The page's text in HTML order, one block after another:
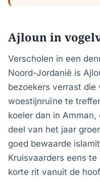
Ajloun in
Verscholen in een
Noord-Jordanië is
bezoekers verrast
woestijnruïne te
koeler dan in
deel van het jaar
goed bewaarde
Kruisvaarders eens
korte rit vanuit de